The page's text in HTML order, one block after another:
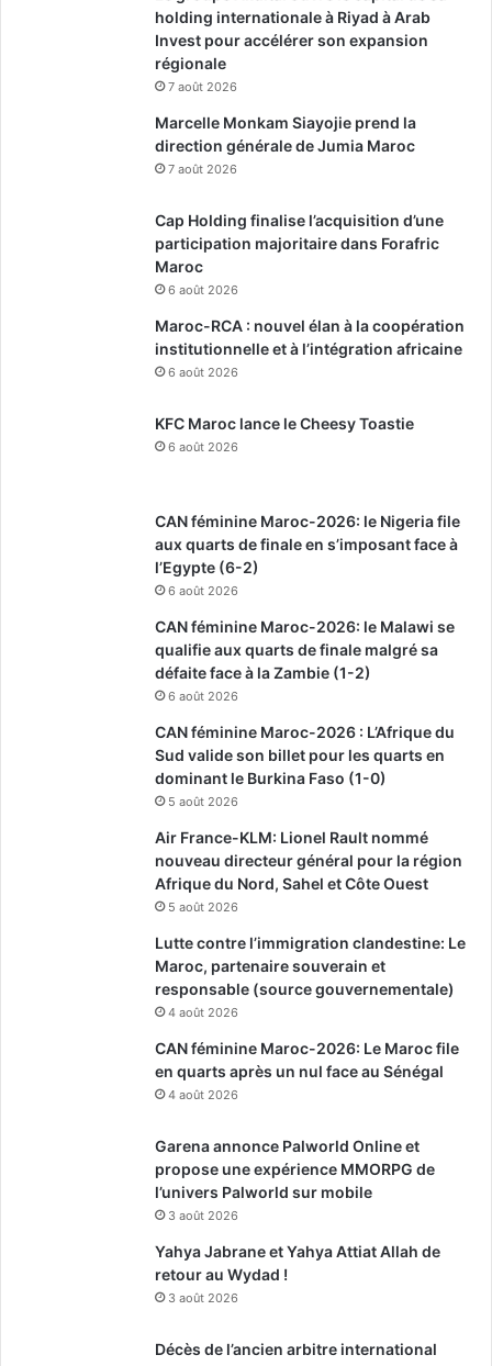
holding internationale à Riyad à Arab
Invest pour accélérer son expansion
régionale
7 août 2026
Marcelle Monkam Siayojie prend la
direction générale de Jumia Maroc
7 août 2026
Cap Holding finalise l’acquisition d’une
participation majoritaire dans Forafric
Maroc
6 août 2026
Maroc-RCA : nouvel élan à la coopération
institutionnelle et à l’intégration africaine
6 août 2026
KFC Maroc lance le Cheesy Toastie
6 août 2026
CAN féminine Maroc-2026: le Nigeria file
aux quarts de finale en s’imposant face à
l’Egypte (6-2)
6 août 2026
CAN féminine Maroc-2026: le Malawi se
qualifie aux quarts de finale malgré sa
défaite face à la Zambie (1-2)
6 août 2026
CAN féminine Maroc-2026 : L’Afrique du
Sud valide son billet pour les quarts en
dominant le Burkina Faso (1-0)
5 août 2026
Air France-KLM: Lionel Rault nommé
nouveau directeur général pour la région
Afrique du Nord, Sahel et Côte Ouest
5 août 2026
Lutte contre l’immigration clandestine: Le
Maroc, partenaire souverain et
responsable (source gouvernementale)
4 août 2026
CAN féminine Maroc-2026: Le Maroc file
en quarts après un nul face au Sénégal
4 août 2026
Garena annonce Palworld Online et
propose une expérience MMORPG de
l’univers Palworld sur mobile
3 août 2026
Yahya Jabrane et Yahya Attiat Allah de
retour au Wydad !
3 août 2026
Décès de l’ancien arbitre international